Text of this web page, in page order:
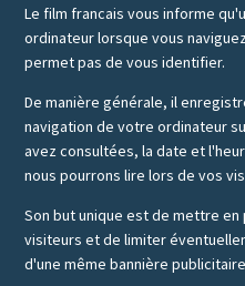
Le film francais vous informe
ordinateur lorsque vous
permet pas de vous identifier.
De manière générale, il
navigation de votre ordinateur
avez consultées, la date et
nous pourrons lire lors de vos
Son but unique est de mettre
visiteurs et de limiter
d'une même bannière